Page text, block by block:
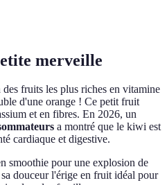
merveille
fruits les plus riches en vitamine
d'une orange ! Ce petit fruit
et en fibres. En 2026, un
a montré que le kiwi est
cardiaque et digestive.
smoothie pour une explosion de
douceur l'érige en fruit idéal pour